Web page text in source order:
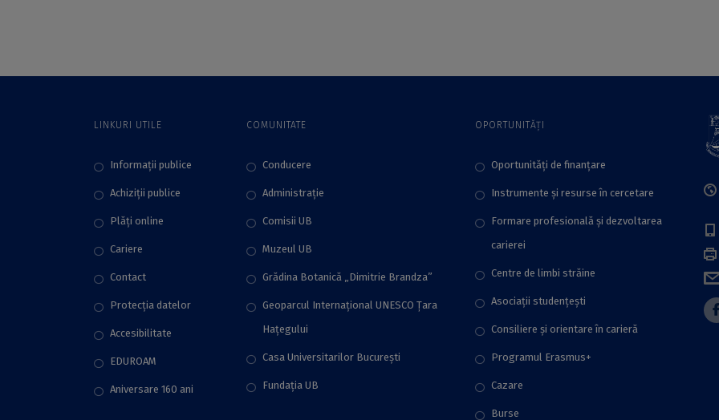
din cadrul ICUB
din cadrul ICUB
din cadrul ICUB
LINKURI UTILE
Informații publice
Achiziții publice
Plăţi online
Cariere
Contact
Protecţia datelor
Accesibilitate
EDUROAM
Aniversare 160 ani
COMUNITATE
Conducere
Administraţie
Comisii UB
Muzeul UB
Grădina Botanică „Dimitrie Brandza”
Geoparcul Internațional UNESCO Țara
Hațegului
Casa Universitarilor București
Fundaţia UB
OPORTUNITĂȚI
Oportunități de finanțare
Instrumente și resurse în cercetare
Formare profesională și dezvoltarea
carierei
Centre de limbi străine
Asociații studențești
Consiliere şi orientare în carieră
Programul Erasmus+
Cazare
Burse